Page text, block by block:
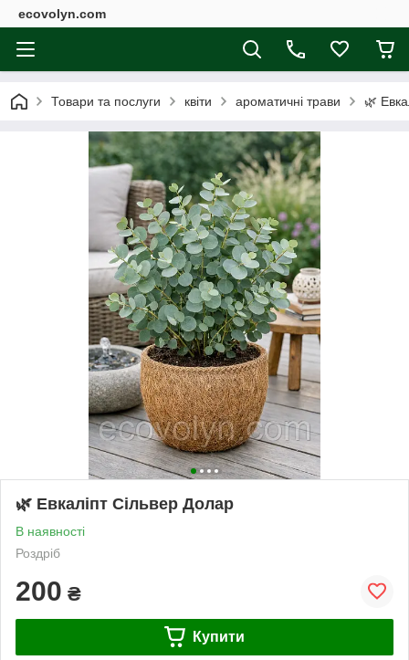
ecovolyn.com
Товари та послуги квіти ароматичні трави 🌿
🌿 Евкаліпт Сільвер Долар
В наявності
Роздріб
200 ₴
Купити